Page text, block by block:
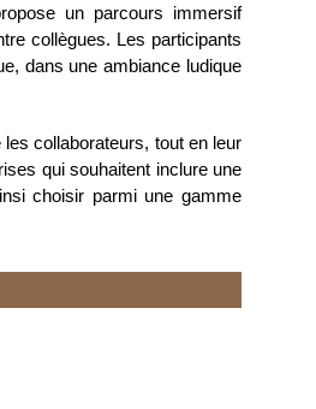
un parcours immersif
collègues. Les participants
dans une ambiance ludique
collaborateurs, tout en leur
qui souhaitent inclure une
choisir parmi une gamme